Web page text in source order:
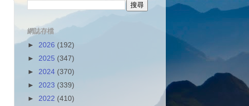
網誌存檔
► 2026 (192)
► 2025 (347)
► 2024 (370)
► 2023 (339)
► 2022 (410)